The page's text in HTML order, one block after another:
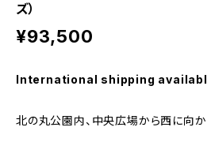
ズ）
¥93,500
International shipping
北の丸公園内、中央広場から西に向か